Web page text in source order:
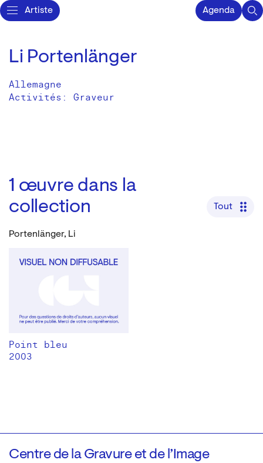
Artiste Agenda
Li Portenlänger
Allemagne
Activités: Graveur
1 œuvre dans la
collection
Tout
Portenlänger, Li
Point bleu
2003
Centre de la Gravure et de l’Image